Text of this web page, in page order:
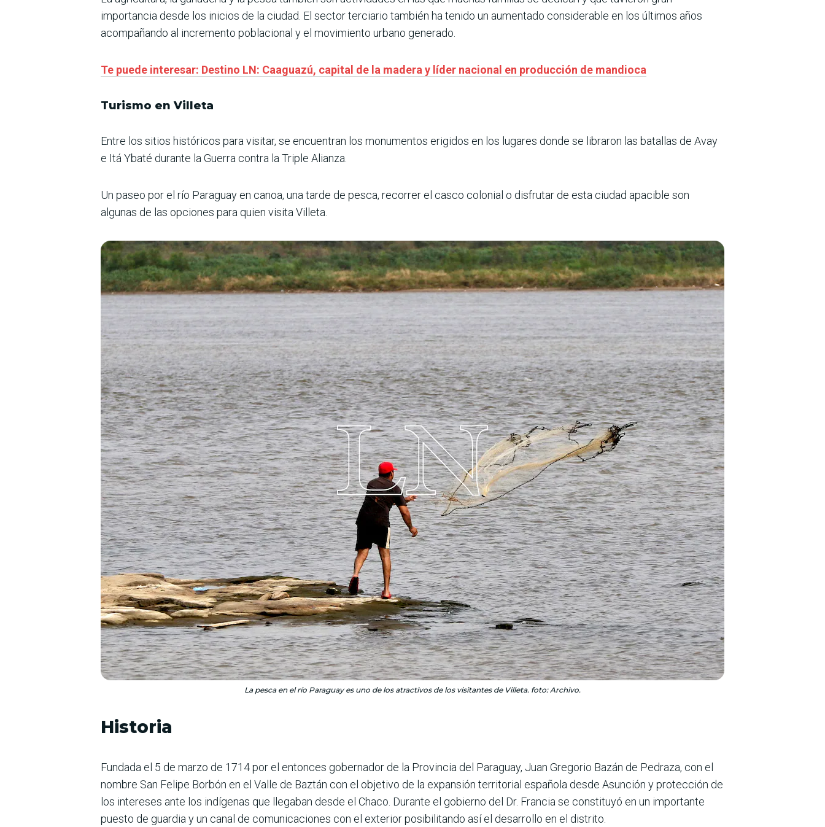
importancia desde los inicios de la ciudad. El sector terciario también ha tenido un aumentado considerable en los últimos años
acompañando al incremento poblacional y el movimiento urbano generado.
Te puede interesar: Destino LN: Caaguazú, capital de la madera y líder nacional en producción de mandioca
Turismo en Villeta
Entre los sitios históricos para visitar, se encuentran los monumentos erigidos en los lugares donde se libraron las batallas de Avay
e Itá Ybaté durante la Guerra contra la Triple Alianza.
Un paseo por el río Paraguay en canoa, una tarde de pesca, recorrer el casco colonial o disfrutar de esta ciudad apacible son
algunas de las opciones para quien visita Villeta.
La pesca en el río Paraguay es uno de los atractivos de los visitantes de Villeta. foto: Archivo.
Historia
Fundada el 5 de marzo de 1714 por el entonces gobernador de la Provincia del Paraguay, Juan Gregorio Bazán de Pedraza, con el
nombre San Felipe Borbón en el Valle de Baztán con el objetivo de la expansión territorial española desde Asunción y protección de
los intereses ante los indígenas que llegaban desde el Chaco. Durante el gobierno del Dr. Francia se constituyó en un importante
puesto de guardia y un canal de comunicaciones con el exterior posibilitando así el desarrollo en el distrito.